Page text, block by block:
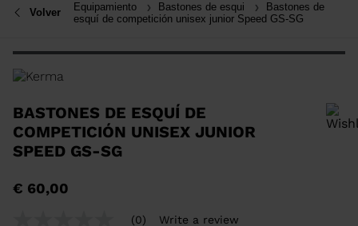
Volver Equipamiento Bastones de esqui
Bastones de
esquí de competición unisex junior Speed GS-SG
BASTONES DE ESQUÍ DE
COMPETICIÓN UNISEX JUNIOR
SPEED GS-SG
talla
€ 60,00
(0) Write a review